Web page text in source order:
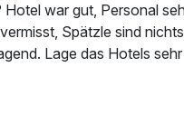
Spätzle sind nichts
sehr